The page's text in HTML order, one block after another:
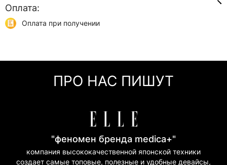
Доставка Укр Почтой
Оплата:
Оплата при получении
Покупка частями (Моно Банк)
ПРО НАС ПИШУТ
"феномен бренда medica+"
компания высококачественной японской техники
создает самые топовые, полезные и удобные девайсы,